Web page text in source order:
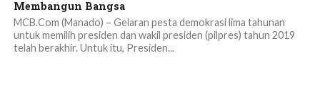
Membangun Bangsa
MCB.Com (Manado) – Gelaran pesta demokrasi lima tahunan
untuk memilih presiden dan wakil presiden (pilpres) tahun 2019
telah berakhir. Untuk itu, Presiden...